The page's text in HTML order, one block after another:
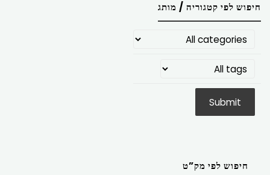
חיפוש לפי קטגוריה / מותג
חיפוש לפי מק”ט